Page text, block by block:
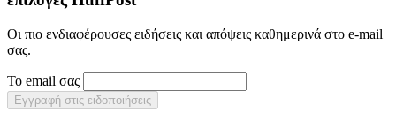
Οι πιο ενδιαφέρουσες ειδήσεις και απόψεις καθημερινά στο e-mail
σας.
Το email σας
Εγγραφή στις ειδοποιήσεις